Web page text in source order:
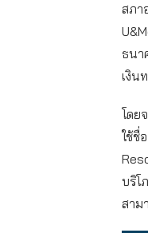
สภา
ธนา
เงิน
โดย
ใช้ชื่
บริโ
สาม